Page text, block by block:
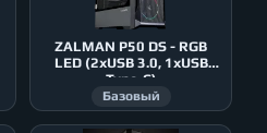
ZALMAN P50 DS - RGB
LED (2xUSB 3.0, 1xUSB
Type-C)
Базовый